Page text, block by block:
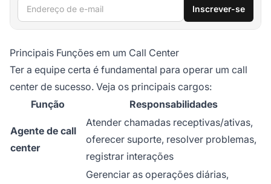
Endereço de e-mail Inscrever-se
Principais Funções em um Call Center
Ter a equipe certa é fundamental para operar um call
center de sucesso. Veja os principais cargos:
Função
Responsabilidades
Agente de call
center
Atender chamadas receptivas/ativas,
oferecer suporte, resolver problemas,
registrar interações
Gerenciar as operações diárias,